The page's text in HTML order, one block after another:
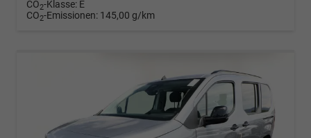
CO2-Klasse: E
CO2-Emissionen: 145,00 g/km